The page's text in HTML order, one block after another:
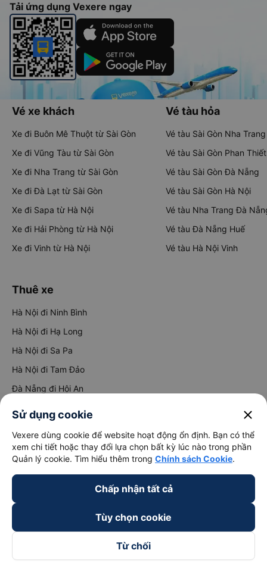
Tải ứng dụng Vexere ngay
Vé xe khách
Xe đi Buôn Mê Thuột từ Sài Gòn
Xe đi Vũng Tàu từ Sài Gòn
Xe đi Nha Trang từ Sài Gòn
Xe đi Đà Lạt từ Sài Gòn
Xe đi Sapa từ Hà Nội
Xe đi Hải Phòng từ Hà Nội
Xe đi Vinh từ Hà Nội
Vé tàu hỏa
Vé tàu Sài Gòn Nha Trang
Vé tàu Sài Gòn Phan Thiết
Vé tàu Sài Gòn Đà Nẵng
Vé tàu Sài Gòn Hà Nội
Vé tàu Nha Trang Đà
Vé tàu Đà Nẵng Huế
Vé tàu Hà Nội Vinh
Thuê xe
Hà Nội đi Ninh Bình
Hà Nội đi Hạ Long
Hà Nội đi Sa Pa
Hà Nội đi Tam Đảo
Đà Nẵng đi Hội An
Đà Nẵng đi Huế
Xem tất cả tuyến đường
keyboard_arrow_down
Về chúng tôi
Sử dụng cookie close
Vexere dùng cookie để website hoạt động ổn định. Bạn có thể
xem chi tiết hoặc thay đổi lựa chọn bất kỳ lúc nào trong phần
Quản lý cookie. Tìm hiểu thêm trong Chính sách Cookie.
Chấp nhận tất cả
Tùy chọn cookie
Từ chối